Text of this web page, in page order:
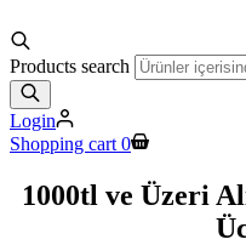
Products search
Login
Shopping cart 0
1000tl ve Üzeri